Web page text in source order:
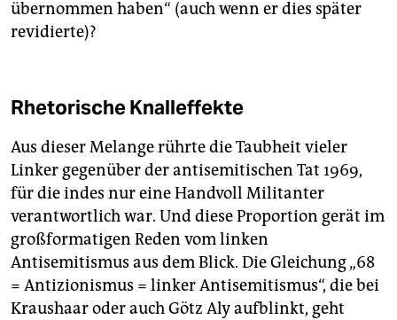
übernommen haben“ (auch wenn er dies später
revidierte)?
Rhetorische Knalleffekte
Aus dieser Melange rührte die Taubheit vieler
Linker gegenüber der antisemitischen Tat 1969,
für die indes nur eine Handvoll Militanter
verantwortlich war. Und diese Proportion gerät im
großformatigen Reden vom linken
Antisemitismus aus dem Blick. Die Gleichung „68
= Antizionismus = linker Antisemitismus“, die bei
Kraushaar oder auch Götz Aly aufblinkt, geht